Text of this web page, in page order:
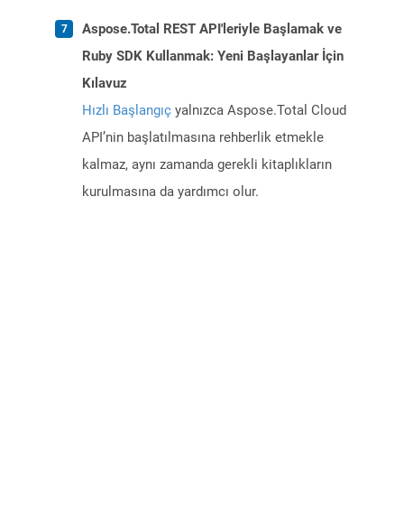
Aspose.Total REST API'leriyle Başlamak ve
Ruby SDK Kullanmak: Yeni Başlayanlar İçin
Kılavuz
Hızlı Başlangıç yalnızca Aspose.Total Cloud
API’nin başlatılmasına rehberlik etmekle
kalmaz, aynı zamanda gerekli kitaplıkların
kurulmasına da yardımcı olur.